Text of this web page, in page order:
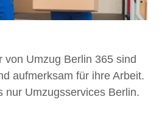
von Umzug Berlin 365 sind
aufmerksam für ihre Arbeit.
nur Umzugsservices Berlin.